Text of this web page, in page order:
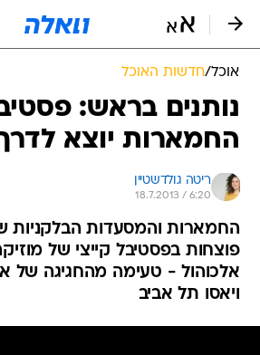
אוכל/חדשות האוכל
נותנים בראש:
החמארות יוצא
ריטה גולדשטיין
18.7.2013 / 6:20
החמארות והמסעדות הבלקניות
פוצחות בפסטיבל קייצי של
אלכוהול - טעימה מהחגיגה של
ויאסו תל אביב